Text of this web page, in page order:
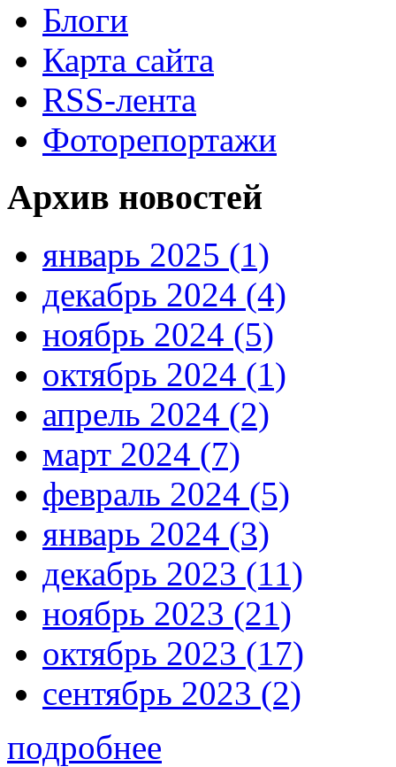
Блоги
Карта сайта
RSS-лента
Фоторепортажи
Архив новостей
январь 2025 (1)
декабрь 2024 (4)
ноябрь 2024 (5)
октябрь 2024 (1)
апрель 2024 (2)
март 2024 (7)
февраль 2024 (5)
январь 2024 (3)
декабрь 2023 (11)
ноябрь 2023 (21)
октябрь 2023 (17)
сентябрь 2023 (2)
подробнее